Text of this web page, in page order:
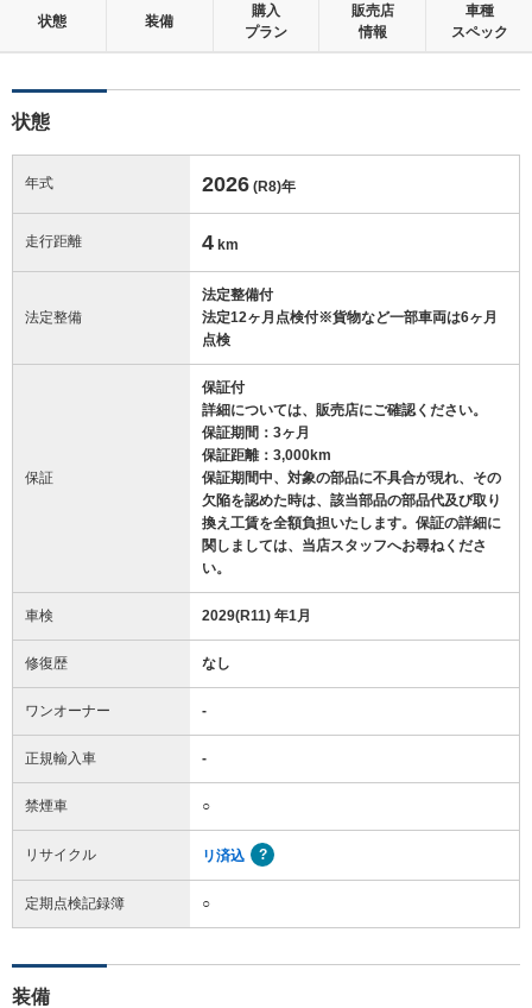
状態 装備
購入
プラン
販売店
情報
車種
スペック
状態
年式 2026 (R8)年
走行距離 4 km
法定整備
法定整備付
法定12ヶ月点検付※貨物など一部車両は6ヶ月
点検
保証
保証付
詳細については、販売店にご確認ください。
保証期間：3ヶ月
保証距離：3,000km
保証期間中、対象の部品に不具合が現れ、その
欠陥を認めた時は、該当部品の部品代及び取り
換え工賃を全額負担いたします。保証の詳細に
関しましては、当店スタッフへお尋ねくださ
い。
車検 2029(R11) 年1月
修復歴 なし
ワンオーナー -
正規輸入車 -
禁煙車 ○
リサイクル リ済込
定期点検記録簿 ○
装備